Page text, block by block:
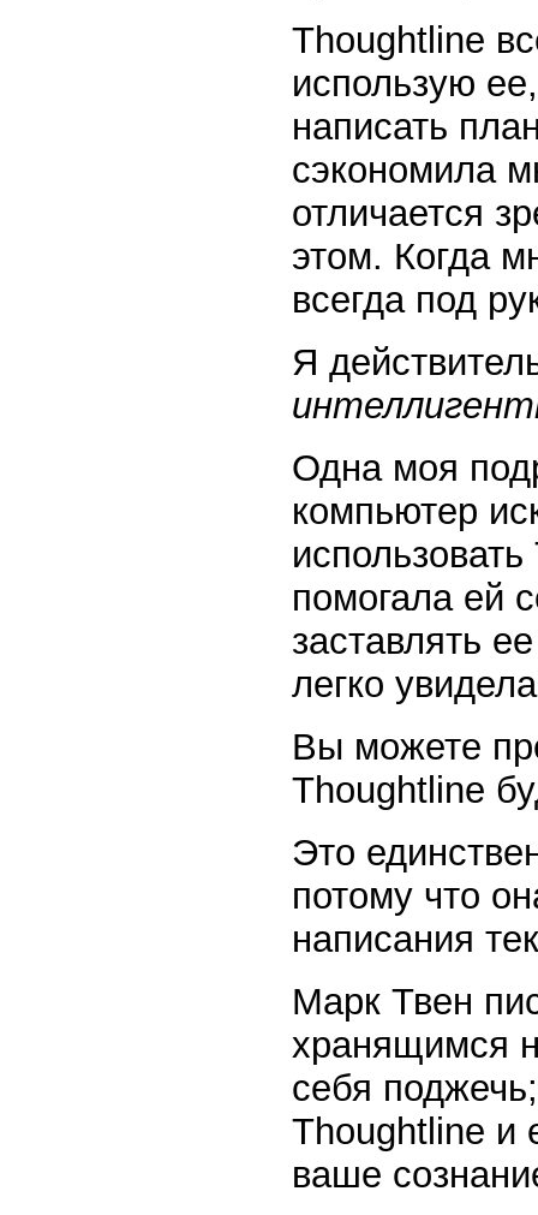
Thoughtline
использую
написать
сэкономила
отличается
этом. Когда
всегда под
Я
Одна моя
компьютер
помогала ей
заставлять
легко
Вы можете
Thoughtline
Это
потому что
написания
Марк Твен
хранящимся
себя
Thoughtline и
ваше